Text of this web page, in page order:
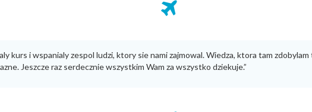
kurs i wspanialy zespol ludzi, ktory sie nami zajmowal. Wiedza, ktora tam
Jeszcze raz serdecznie wszystkim Wam za wszystko dziekuje.”